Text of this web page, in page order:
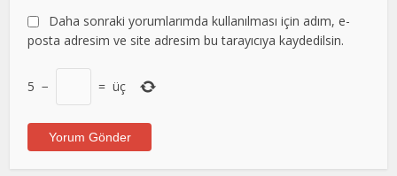
Daha sonraki yorumlarımda kullanılması için adım, e-
posta adresim ve site adresim bu tarayıcıya kaydedilsin.
5 − = üç